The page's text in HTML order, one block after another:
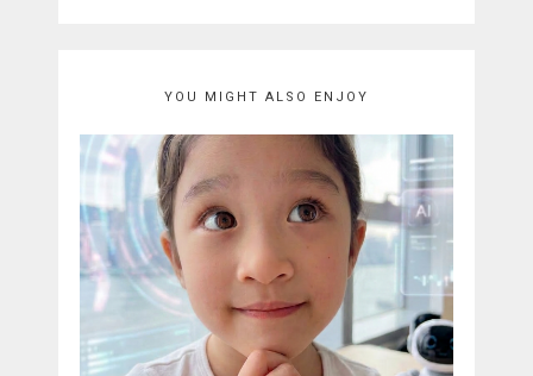
YOU MIGHT ALSO ENJOY